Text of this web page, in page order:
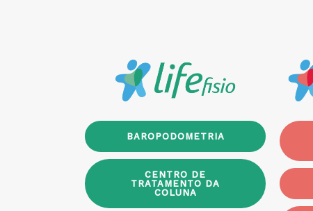
BAROPODOMETRIA
CENTRO DE
TRATAMENTO DA
COLUNA